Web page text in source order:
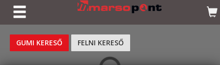
GUMI KERESŐ FELNI KERESŐ
KERESÉS